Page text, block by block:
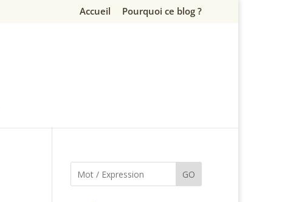
Accueil Pourquoi ce blog ?
GO